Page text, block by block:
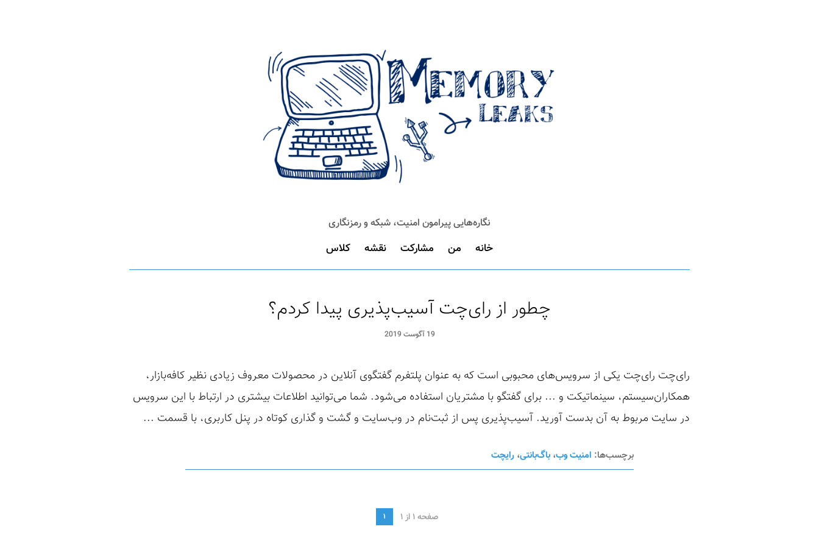
نگاره‌هایی پیرامون امنیت، شبکه و رمزنگاری
خانه من مشارکت نقشه کلاس
چطور از رای‌چت آسیب‌پذیری پیدا کردم؟
19 آگوست 2019
رای‌چت رای‌چت یکی از سرویس‌های محبوبی است که به عنوان پلتفرم گفتگوی آنلاین در محصولات معروف زیادی نظیر کافه‌بازار،
همکاران‌سیستم، سینماتیکت و ... برای گفتگو با مشتریان استفاده می‌شود. شما می‌توانید اطلاعات بیشتری در ارتباط با این سرویس
در سایت مربوط به آن بدست آورید. آسیب‌پذیری پس از ثبت‌نام در وب‌سایت و گشت و گذاری کوتاه در پنل کاربری، با قسمت ...
برچسب‌ها: امنیت وب، باگ‌بانتی، رایچت
صفحه 1 از 1 1